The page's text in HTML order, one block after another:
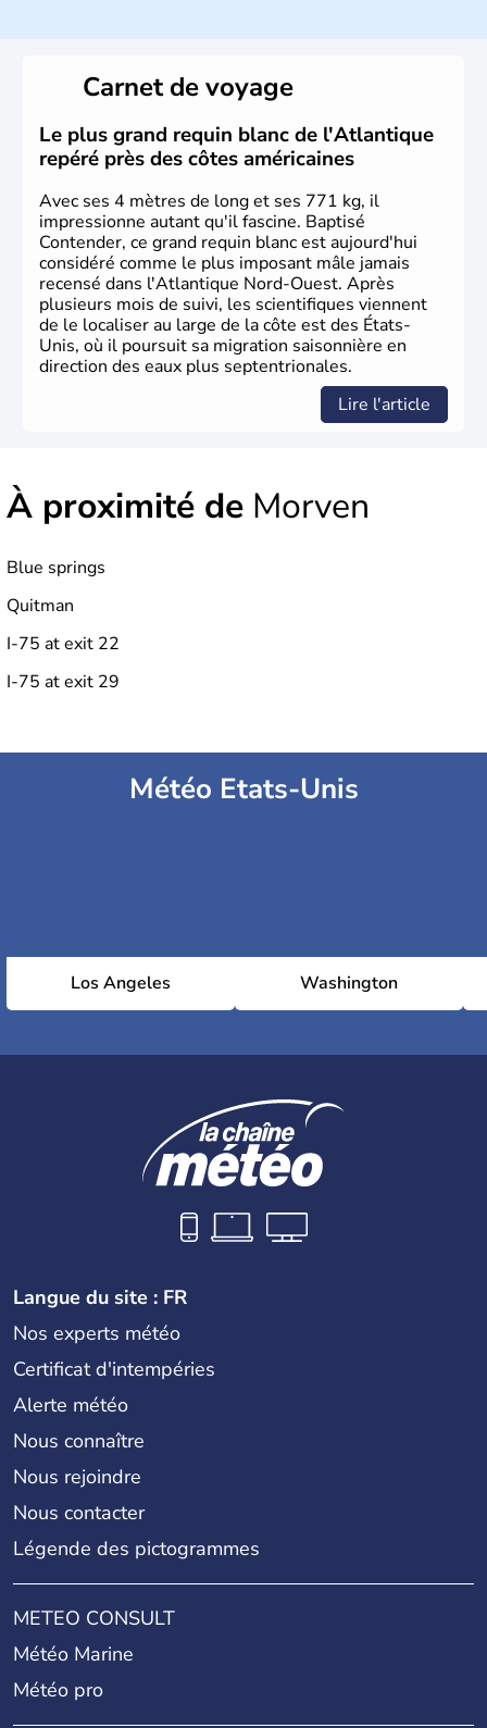
Plusieurs populations se sont succédées avant l'arrivée
des européens, suite à la découverte du continent par
Christophe Colomb en 1492. Les 13 colonies
britanniques proclament la Déclaration d'indépendance
en 1776 et adoptent leur première constitution en 1787.
La conquête de l'Ouest marque ensuite l'entrée dans une
phase de développement intense.
Carnet de voyage
Le plus grand requin blanc de l'Atlantique
repéré près des côtes américaines
Avec ses 4 mètres de long et ses 771 kg, il
impressionne autant qu'il fascine. Baptisé
Contender, ce grand requin blanc est aujourd'hui
considéré comme le plus imposant mâle jamais
recensé dans l'Atlantique Nord-Ouest. Après
plusieurs mois de suivi, les scientifiques viennent
de le localiser au large de la côte est des États-
Unis, où il poursuit sa migration saisonnière en
direction des eaux plus septentrionales.
Lire l'article
À proximité de Morven
Blue springs
Quitman
I-75 at exit 22
I-75 at exit 29
Météo Etats-Unis
Los Angeles Washington
Langue du site : FR
Nos experts météo
Certificat d'intempéries
Alerte météo
Nous connaître
Nous rejoindre
Nous contacter
Légende des pictogrammes
METEO CONSULT
Météo Marine
Météo pro